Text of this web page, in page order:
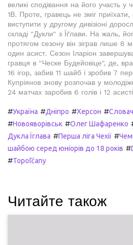
великі сподівання на його участь у
1В. Проте, гравець не зміг приїхати,
виступити у другому дивізіоні
складі "Дукли" з Їґлави. На жаль,
протягом сезону він зіграв лише 8
один асист. Сезон Іларіон
гравця в "Ческе Будейовіце", де,
16 ігор, забив 11 шайб і зробив 7
Купріянов знову розпочав у
24 матчах заробив 6 голів і 12
#Україна #Дніпро #Херсон #
#Новояворівськ #Олег Шафаренко
Дукла Їглава #Перша ліга Чехії #
шайбою серед юніорів до 18 років #
#Topoľčany
Читайте також